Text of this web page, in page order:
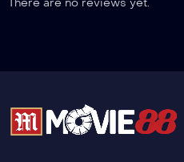
There are no reviews yet.